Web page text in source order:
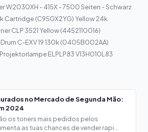
W2030XH - 415X - 7500 Seiten - Schwarz
Cartridge (C950X2YG) Yellow 24k
CLP 3521 Yellow (4452110016)
C-EXV 19 130k (0405B002AA)
ELPLP83 V13H010L83
no Mercado de Segunda Mão:
2024
os toners mais pedidos pelos
as tuas chances de vender rapi...